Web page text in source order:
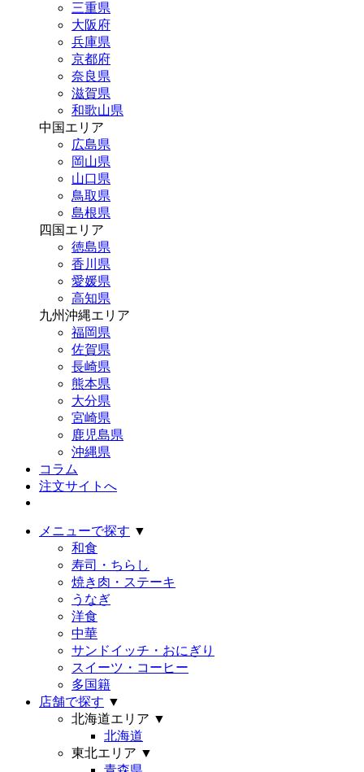
三重県
大阪府
兵庫県
京都府
奈良県
滋賀県
和歌山県
中国エリア
広島県
岡山県
山口県
鳥取県
島根県
四国エリア
徳島県
香川県
愛媛県
高知県
九州沖縄エリア
福岡県
佐賀県
長崎県
熊本県
大分県
宮崎県
鹿児島県
沖縄県
コラム
注文サイトへ
メニューで探す ▼
和食
寿司・ちらし
焼き肉・ステーキ
うなぎ
洋食
中華
サンドイッチ・おにぎり
スイーツ・コーヒー
多国籍
店舗で探す ▼
北海道エリア ▼
北海道
東北エリア ▼